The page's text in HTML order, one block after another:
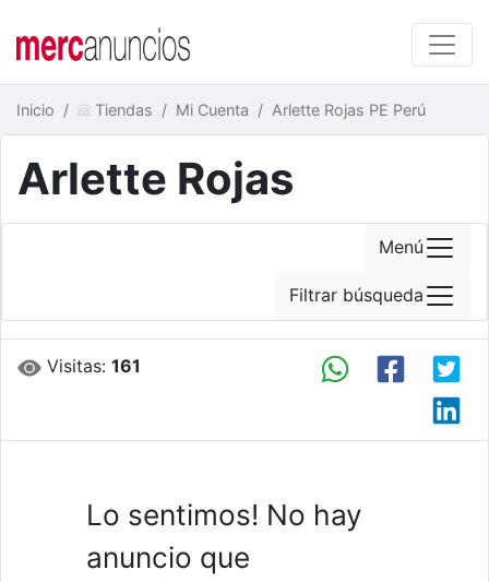
Inicio Tiendas Mi Cuenta Arlette Rojas PE Perú
Arlette Rojas
Visitas:161
Lo sentimos! No hay
anuncio que
Menú
Filtrar búsqueda